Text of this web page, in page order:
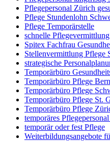
Pflegepersonal Zürich
Pflege Stundenlohn
Pflege Temporärstelle
schnelle Pflegevermittlung
Spitex Fachfrau
Stellenvermittlung Pflege
strategische
Temporärbüro
Temporärbüro Pflege Bern
Temporärbüro Pflege
Temporärbüro Pflege St.
Temporärbüro Pflege
temporäres
temporär oder fest Pflege
Weiterbildungsangebote